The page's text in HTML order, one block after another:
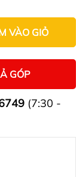
VÀO GIỎ
GÓP
(7:30 -